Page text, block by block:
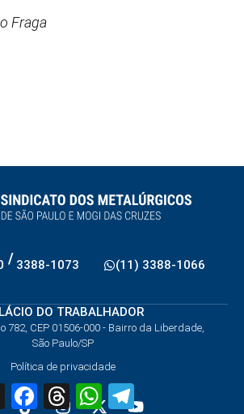
Fraga
/ 3388-1073 (11) 3388-1066
DO TRABALHADOR
782, CEP 01506-000 - Bairro da Liberdade,
São Paulo/SP
Política de privacidade
X FacebookThreadsWhatsApp